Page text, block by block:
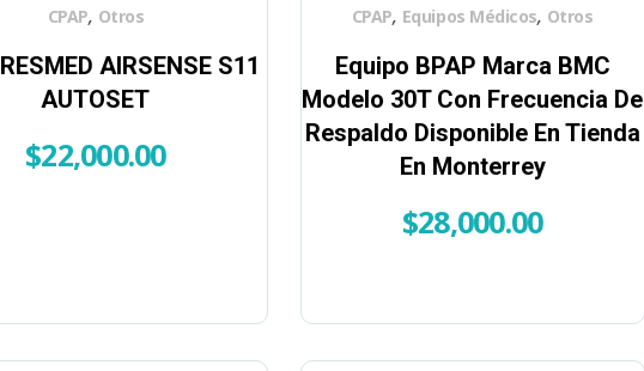
AIRSENSE S11
AUTOSET
$22,000.00
CPAP, Otros
Equipo BPAP Marca BMC
Modelo 30T Con Frecuencia De
Respaldo Disponible En Tienda
En Monterrey
$28,000.00
CPAP, Equipos Médicos, Otros